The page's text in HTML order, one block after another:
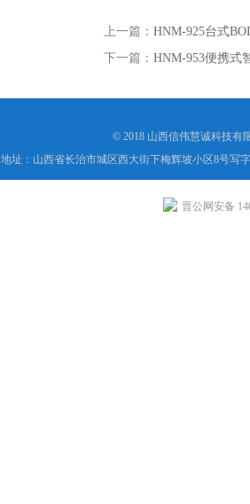
上一篇： HNM-925台式
下一篇： HNM-953便携式
© 2018 山西信伟慧诚科技有
地址：山西省长治市城区西大街下梅辉坡小区8号写
晋公网安备